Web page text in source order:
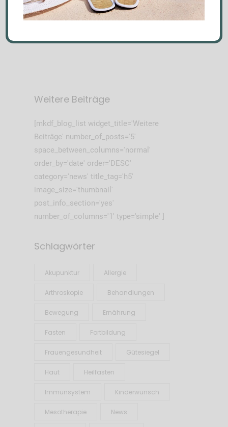
VonDaniela Url
0
Weitere Beiträge
[mkdf_blog_list widget_title='Weitere
Beiträge' number_of_posts='5'
space_between_columns='normal'
order_by='date' order='DESC'
category='news' title_tag='h5'
image_size='thumbnail'
post_info_section='yes'
number_of_columns='1' type='simple' ]
Schlagwörter
Akupunktur Allergie
Arthroskopie Behandlungen
Bewegung Ernährung
Fasten Fortbildung
Frauengesundheit Gütesiegel
Haut Heilfasten
Immunsystem Kinderwunsch
Mesotherapie News